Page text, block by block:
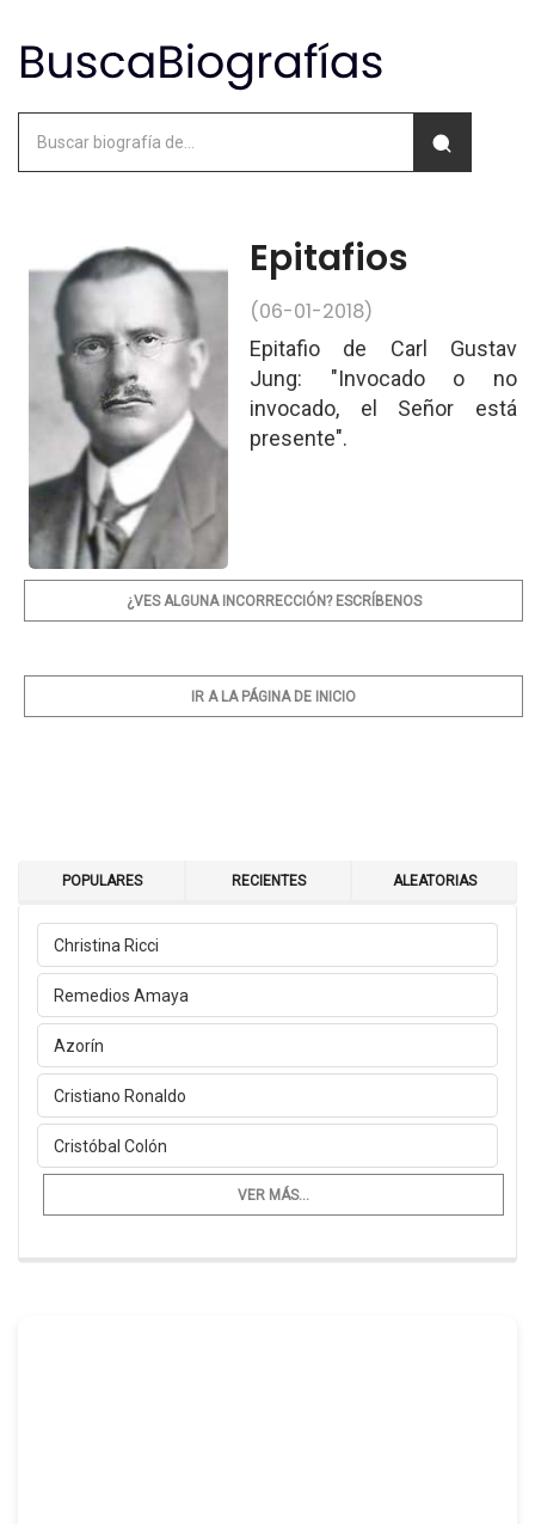
Epitafios
(06-01-2018)
Epitafio de Carl Gustav
Jung: "Invocado o no
invocado, el Señor está
presente".
¿VES ALGUNA INCORRECCIÓN? ESCRÍBENOS
IR A LA PÁGINA DE INICIO
POPULARES RECIENTES ALEATORIAS
Christina Ricci
Remedios Amaya
Azorín
Cristiano Ronaldo
Cristóbal Colón
VER MÁS...